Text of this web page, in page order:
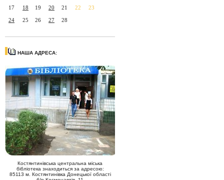
17 18 19 20 21 22 23
24 25 26 27 28
НАША АДРЕСА:
Костянтинівська центральна міська
бібліотека знаходиться за адресою:
85113 м. Костянтинівка Донецької області